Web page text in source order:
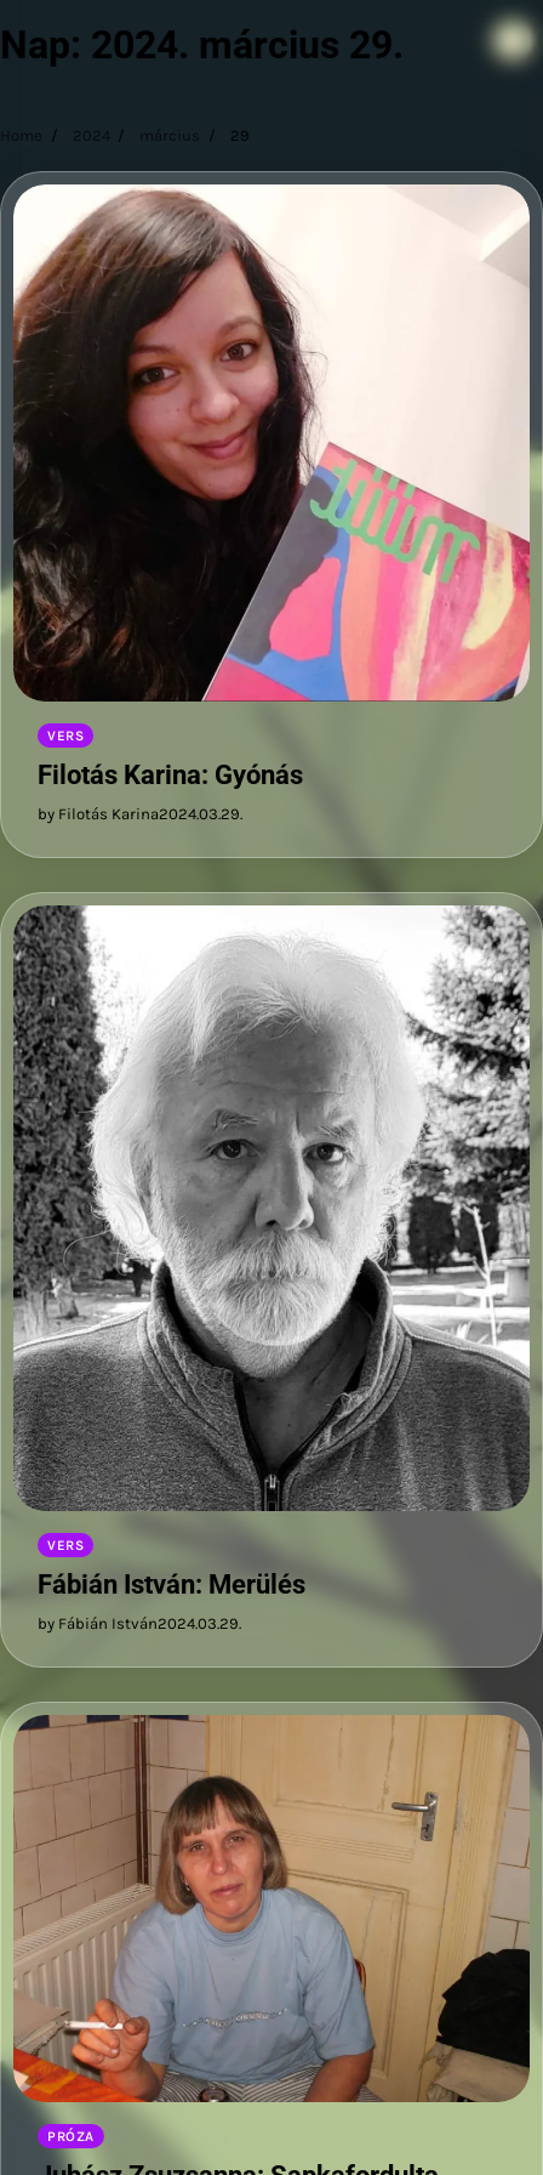
Nap: 2024. március 29.
Home 2024 március 29
VERS
Filotás Karina: Gyónás
by Filotás Karina2024.03.29.
VERS
Fábián István: Merülés
by Fábián István2024.03.29.
PRÓZA